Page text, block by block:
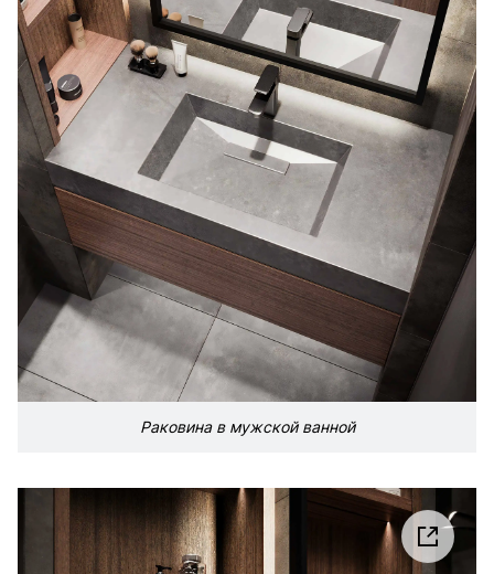
Раковина в мужской ванной